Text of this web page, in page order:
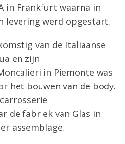
in Frankfurt waarna in
levering werd opgestart.
van de Italiaanse
en zijn
in Piemonte was
het bouwen van de body.
de fabriek van Glas in
assemblage.